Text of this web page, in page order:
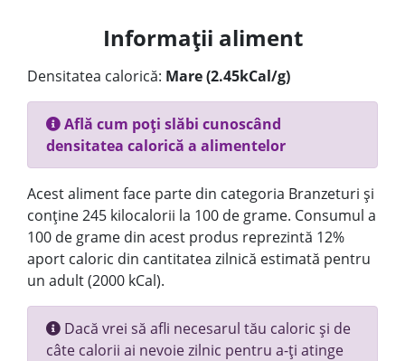
Informații aliment
Densitatea calorică: Mare (2.45kCal/g)
Află cum poți slăbi cunoscând
densitatea calorică a alimentelor
Acest aliment face parte din categoria Branzeturi și
conține 245 kilocalorii la 100 de grame. Consumul a
100 de grame din acest produs reprezintă 12%
aport caloric din cantitatea zilnică estimată pentru
un adult (2000 kCal).
Dacă vrei să afli necesarul tău caloric și de
câte calorii ai nevoie zilnic pentru a-ți atinge